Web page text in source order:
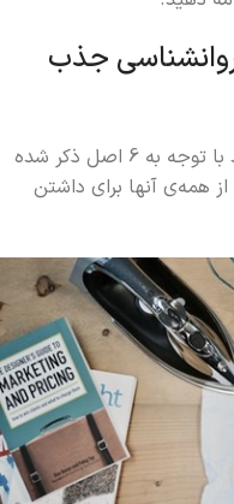
روانشناسی جذب
تکنیک‌هایی که در ادامه معرفی می‌شوند با توجه به 6 اصل ذکر شده
همه‌ی آنها برای داشتن